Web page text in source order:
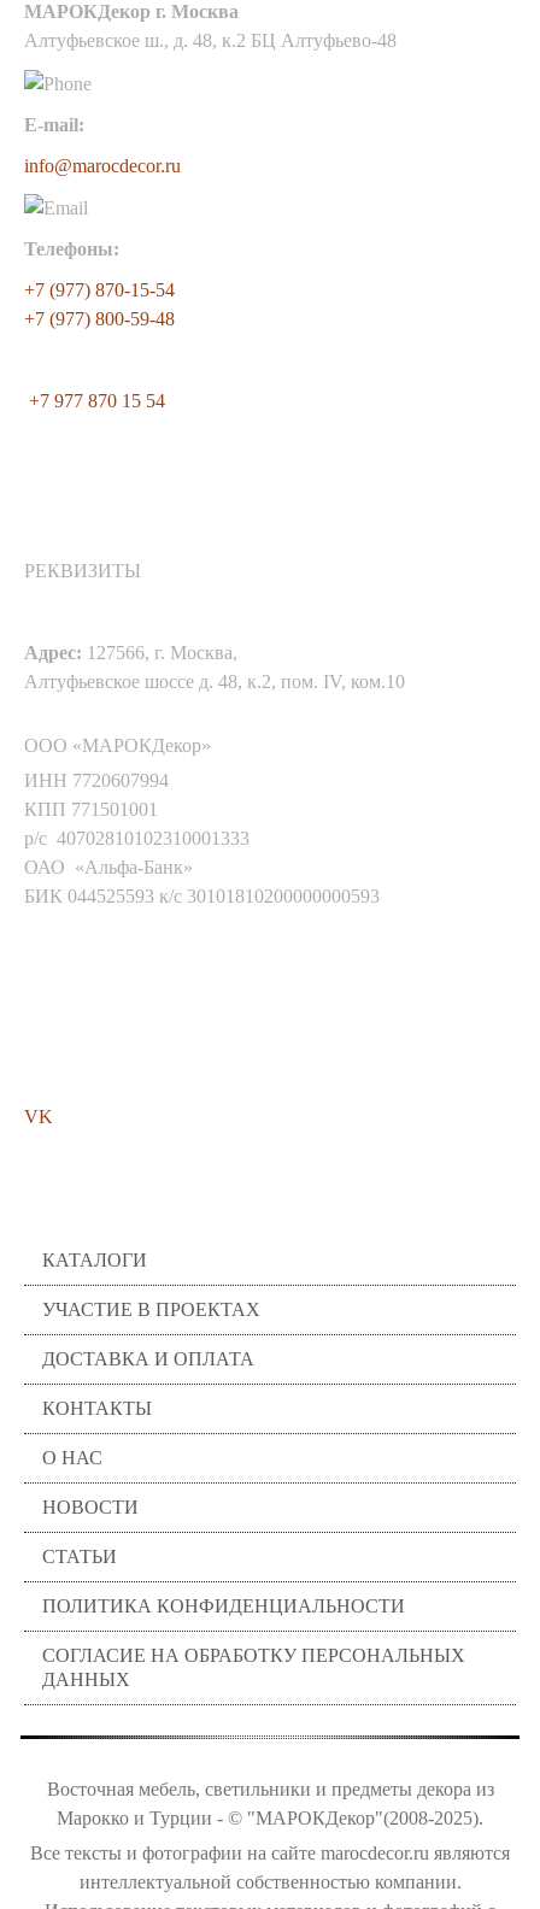
МАРОКДекор г. Москва
Алтуфьевское ш., д. 48, к.2 БЦ Алтуфьево-48
E-mail:
info@marocdecor.ru
Телефоны:
+7 (977) 870-15-54
+7 (977) 800-59-48
+7 977 870 15 54
РЕКВИЗИТЫ
Адрес: 127566, г. Москва,
Алтуфьевское шоссе д. 48, к.2, пом. IV, ком.10
ООО «МАРОКДекор»
ИНН 7720607994
КПП 771501001
р/с 40702810102310001333
ОАО «Альфа-Банк»
БИК 044525593 к/с 30101810200000000593
VK
КАТАЛОГИ
УЧАСТИЕ В ПРОЕКТАХ
ДОСТАВКА И ОПЛАТА
КОНТАКТЫ
О НАС
НОВОСТИ
СТАТЬИ
ПОЛИТИКА КОНФИДЕНЦИАЛЬНОСТИ
СОГЛАСИЕ НА ОБРАБОТКУ ПЕРСОНАЛЬНЫХ
ДАННЫХ
Восточная мебель, светильники и предметы декора из
Марокко и Турции - © "МАРОКДекор"(2008-2025).
Все тексты и фотографии на сайте marocdecor.ru являются
интеллектуальной собственностью компании.